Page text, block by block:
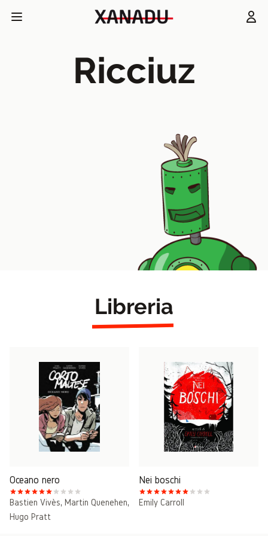
Ricciuz
Libreria
Oceano nero
Bastien Vivès, Martin Quenehen,
Hugo Pratt
Nei boschi
Emily Carroll